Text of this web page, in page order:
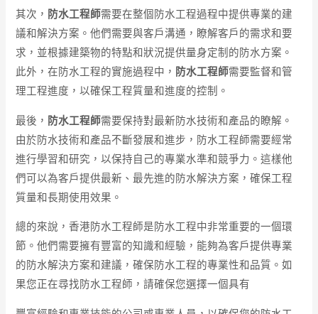
其次， 防水工程師需要在整個防水工程過程中提供專業的建
議和解決方案。他們需要與客戶溝通，瞭解客戶的需求和要
求，並根據建築物的特點和狀況提供量身定制的防水方案。
此外，在防水工程的實施過程中， 防水工程師需要監督和管
理工程進度，以確保工程質量和進度的控制。
最後， 防水工程師需要保持對最新防水技術和產品的瞭解。
由於防水技術和產品不斷發展和進步，防水工程師需要經常
進行學習和研究，以保持自己的專業水準和競爭力。這樣他
們可以為客戶提供最新、最先進的防水解決方案，確保工程
質量和長期使用效果。
總的來說，香港防水工程師是防水工程中非常重要的一個環
節。他們需要擁有豐富的知識和經驗，能夠為客戶提供專業
的防水解決方案和建議，確保防水工程的專業性和品質。如
果您正在尋找防水工程師，請確保您選擇一個具有